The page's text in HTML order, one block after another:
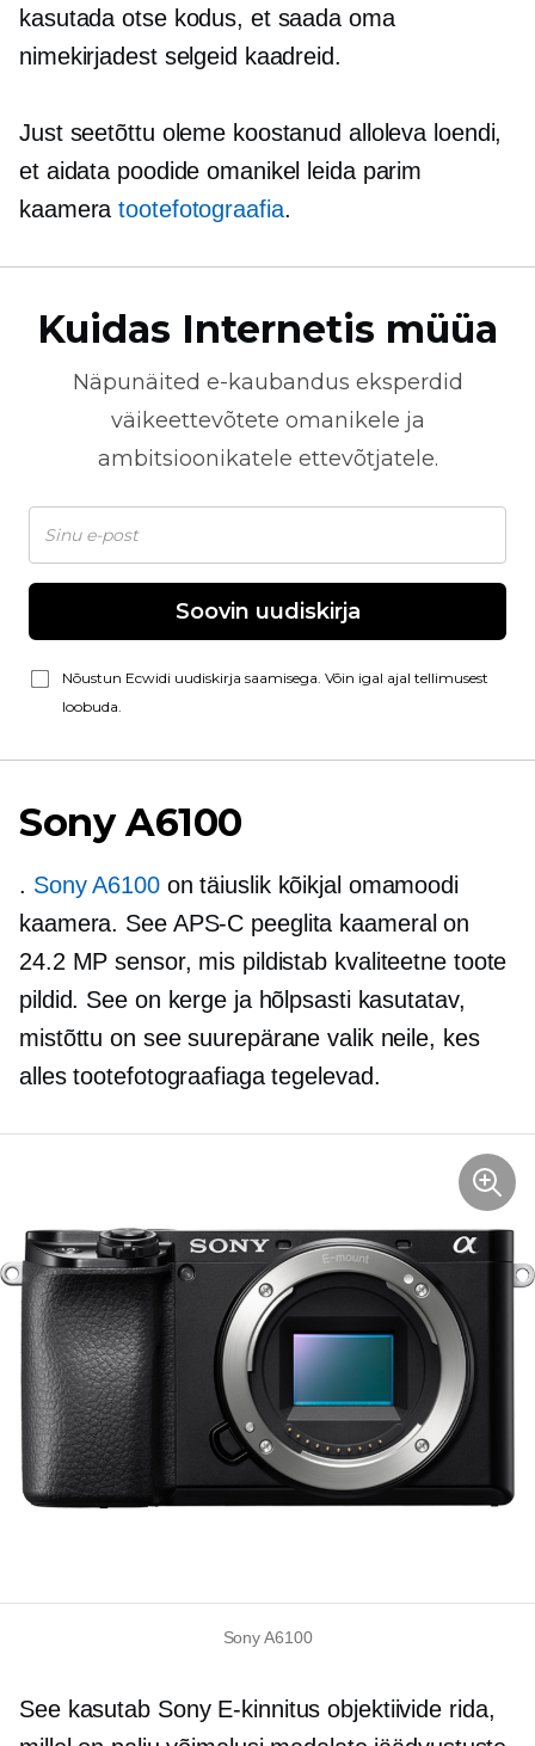
kasutada otse kodus, et saada oma
nimekirjadest selgeid kaadreid.
Just seetõttu oleme koostanud alloleva loendi,
et aidata poodide omanikel leida parim
kaameratootefotograafia.
Kuidas Internetis müüa
Näpunäited e-kaubandus eksperdid
väikeettevõtete omanikele ja
ambitsioonikatele ettevõtjatele.
Soovin uudiskirja
Nõustun Ecwidi uudiskirja saamisega. Võin igal ajal tellimusest
loobuda.
Sony A6100
. Sony A6100on täiuslik kõikjal omamoodi
kaamera. See APS-C peeglita kaameral on
24.2 MP sensor, mis pildistab kvaliteetnetoote
pildid. See on kerge ja hõlpsasti kasutatav,
mistõttu on see suurepärane valik neile, kes
alles tootefotograafiaga tegelevad.
Sony A6100
See kasutab Sony E-kinnitus objektiivide rida,